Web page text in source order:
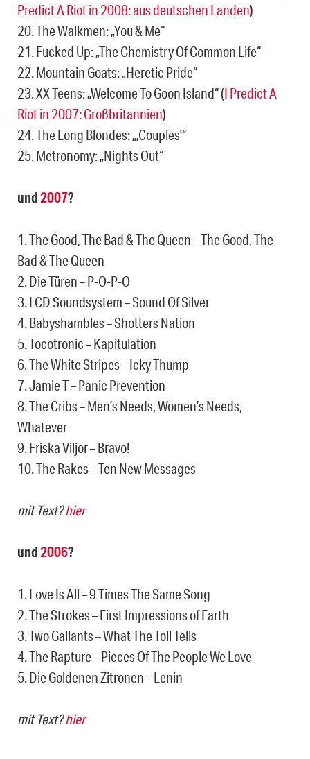
Predict A Riot in 2008: aus deutschen Landen)
20. The Walkmen: „You & Me“
21. Fucked Up: „The Chemistry Of Common Life“
22. Mountain Goats: „Heretic Pride“
23. XX Teens: „Welcome To Goon Island“ (I Predict A
Riot in 2007: Großbritannien)
24. The Long Blondes: „‚Couples'“
25. Metronomy: „Nights Out“
und2007?
1. The Good, The Bad & The Queen – The Good, The
Bad & The Queen
2. Die Türen – P-O-P-O
3. LCD Soundsystem – Sound Of Silver
4. Babyshambles – Shotters Nation
5. Tocotronic – Kapitulation
6. The White Stripes – Icky Thump
7. Jamie T – Panic Prevention
8. The Cribs – Men’s Needs, Women’s Needs,
Whatever
9. Friska Viljor – Bravo!
10. The Rakes – Ten New Messages
mit Text?hier
und2006?
1. Love Is All – 9 Times The Same Song
2. The Strokes – First Impressions of Earth
3. Two Gallants – What The Toll Tells
4. The Rapture – Pieces Of The People We Love
5. Die Goldenen Zitronen – Lenin
mit Text?hier